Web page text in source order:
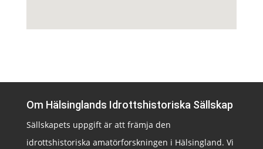
Om Hälsinglands Idrottshistoriska Sällskap
Sällskapets uppgift är att främja den
idrottshistoriska amatörforskningen i Hälsingland. Vi